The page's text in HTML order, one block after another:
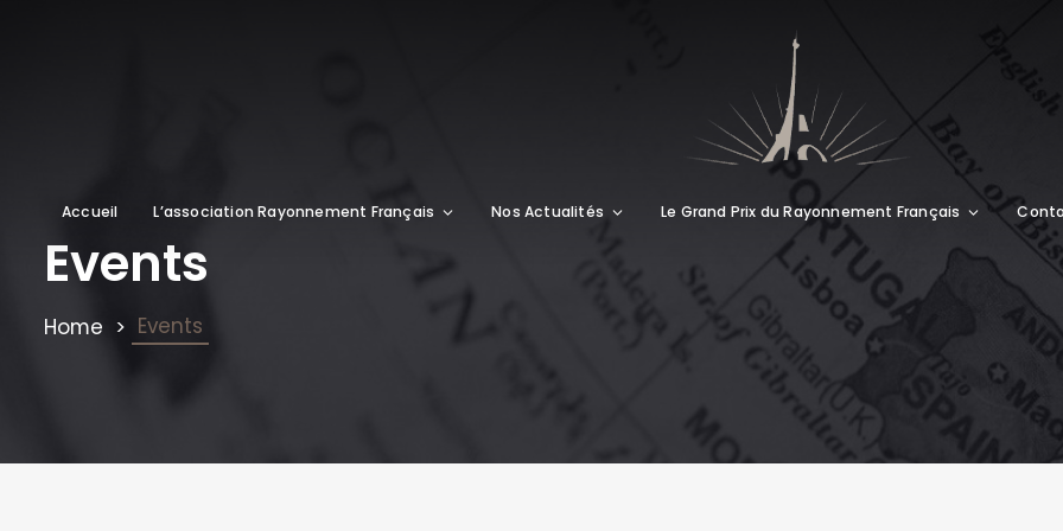
Accueil L’association Rayonnement Français Nos Actualités Le Grand Prix du Rayonnement Français
Events
Home Events